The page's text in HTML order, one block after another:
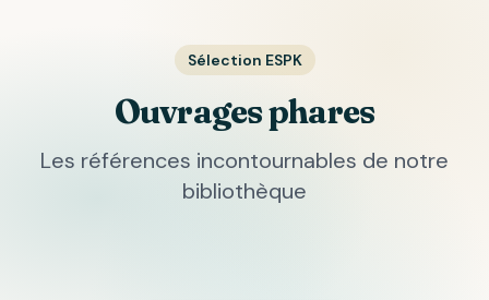
Sélection ESPK
Ouvrages phares
Les références incontournables de notre
bibliothèque